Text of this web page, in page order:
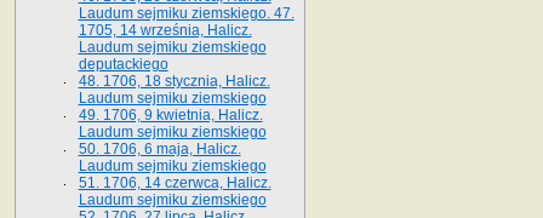
Laudum sejmiku ziemskiego. 47.
1705, 14 września, Halicz.
Laudum sejmiku ziemskiego
deputackiego
48. 1706, 18 stycznia, Halicz.
Laudum sejmiku ziemskiego
49. 1706, 9 kwietnia, Halicz.
Laudum sejmiku ziemskiego
50. 1706, 6 maja, Halicz.
Laudum sejmiku ziemskiego
51. 1706, 14 czerwca, Halicz.
Laudum sejmiku ziemskiego